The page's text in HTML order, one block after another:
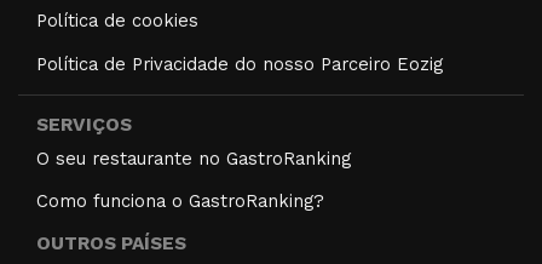
Política de cookies
Política de Privacidade do nosso Parceiro Eozig
SERVIÇOS
O seu restaurante no GastroRanking
Como funciona o GastroRanking?
OUTROS PAÍSES